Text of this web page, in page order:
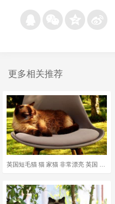
更多相关推荐
英国短毛猫 猫 家猫 非常漂亮 英国 短发 野生动物 毛皮 动物